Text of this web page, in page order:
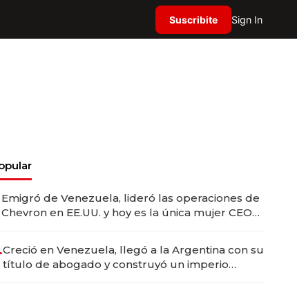
Suscribite Sign In
Emigró de Venezuela, lideró las operaciones de
Chevron en EE.UU. y hoy es la única mujer CEO
Creció en Venezuela, llegó a la Argentina con su
título de abogado y construyó un imperio